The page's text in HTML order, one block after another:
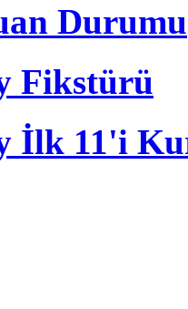
Durumu
Fikstürü
İlk 11'i